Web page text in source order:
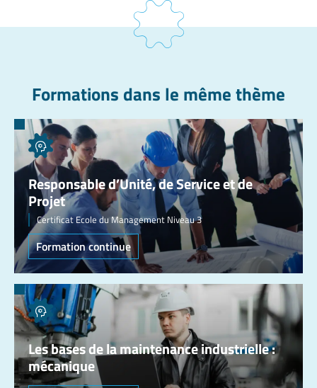
Formations dans le même thème
Responsable d’Unité, de Service et de
Projet
Certificat Ecole du Management Niveau 3
Formation continue
Les bases de la maintenance industrielle :
mécanique